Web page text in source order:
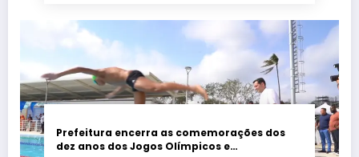
Prefeitura encerra as comemorações dos
dez anos dos Jogos Olímpicos e